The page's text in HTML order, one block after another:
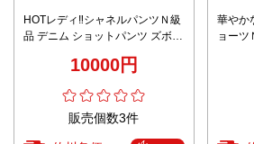
HOTレディ‼シャネルパンツＮ級
品 デニム ショットパンツ ズボン
10000円
販売個数3件
華やか
ョーツ